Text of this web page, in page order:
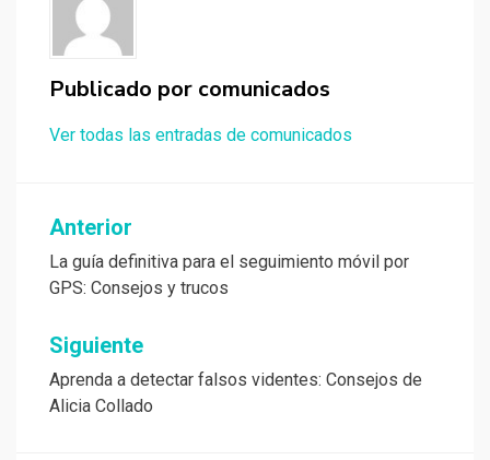
Publicado por comunicados
Ver todas las entradas de comunicados
Navegación
de
entradas
Anterior
La guía definitiva para el seguimiento móvil por
GPS: Consejos y trucos
Siguiente
Aprenda a detectar falsos videntes: Consejos de
Alicia Collado